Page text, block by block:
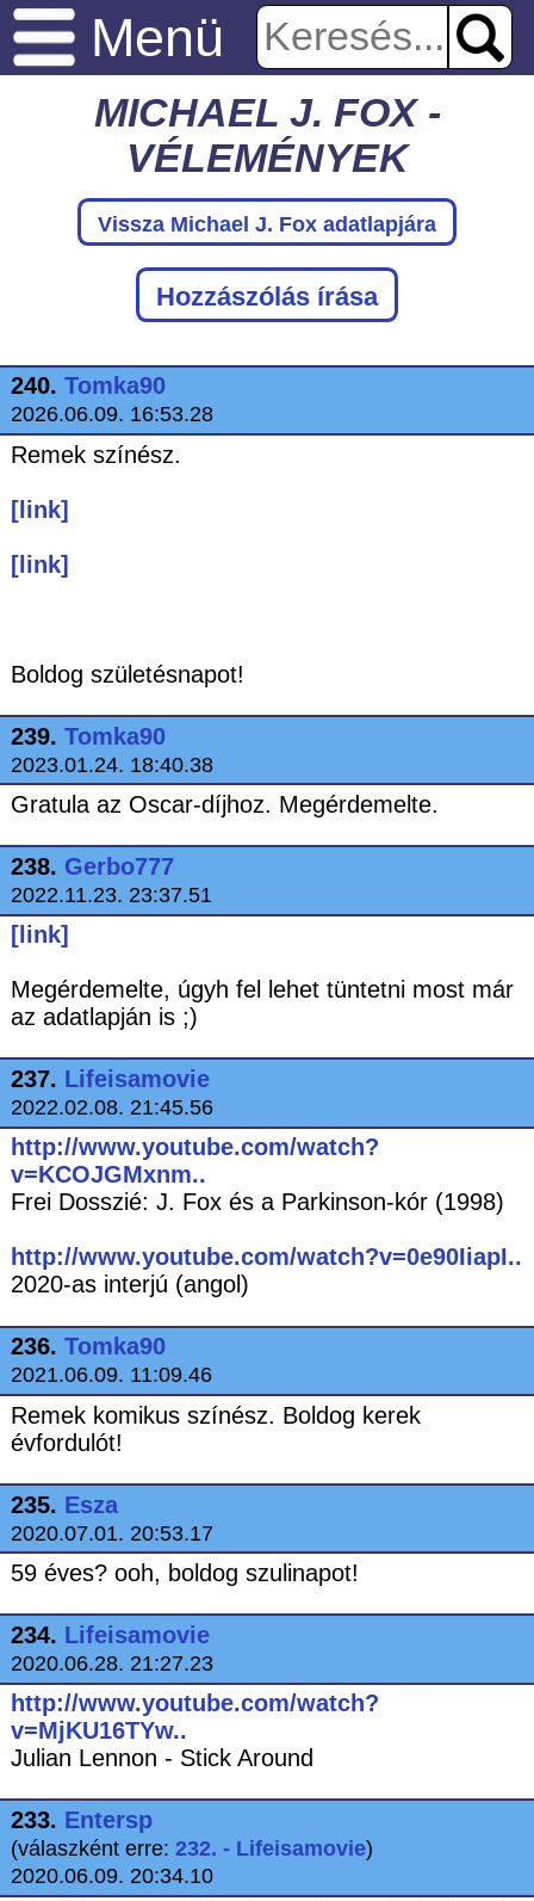
Menü
MICHAEL J. FOX -
VÉLEMÉNYEK
Vissza Michael J. Fox adatlapjára
Hozzászólás írása
240. Tomka90
2026.06.09. 16:53.28
Remek színész.
[link]
[link]
Boldog születésnapot!
239. Tomka90
2023.01.24. 18:40.38
Gratula az Oscar-díjhoz. Megérdemelte.
238. Gerbo777
2022.11.23. 23:37.51
[link]
Megérdemelte, úgyh fel lehet tüntetni most már
az adatlapján is ;)
237. Lifeisamovie
2022.02.08. 21:45.56
http://www.youtube.com/watch?
v=KCOJGMxnm..
Frei Dosszié: J. Fox és a Parkinson-kór (1998)
http://www.youtube.com/watch?v=0e90IiapI..
2020-as interjú (angol)
236. Tomka90
2021.06.09. 11:09.46
Remek komikus színész. Boldog kerek
évfordulót!
235. Esza
2020.07.01. 20:53.17
59 éves? ooh, boldog szulinapot!
234. Lifeisamovie
2020.06.28. 21:27.23
http://www.youtube.com/watch?
v=MjKU16TYw..
Julian Lennon - Stick Around
233. Entersp
(válaszként erre: 232. - Lifeisamovie)
2020.06.09. 20:34.10